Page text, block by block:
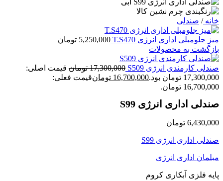
خانه/ صندلی
میز جلومبلی اداری انرژی T.S470 5,250,000 تومان
بازگشت به محصولات
صندلی کارمندی انرژی S509 17,300,000 تومان قیمت اصلی:
17,300,000 تومان بود.
16,700,000 تومانقیمت فعلی:
16,700,000 تومان.
صندلی اداری انرژی S99
6,430,000 تومان
صندلی اداری انرژی S99
مبلمان اداری انرژی
پایه فلزی آبکاری کروم